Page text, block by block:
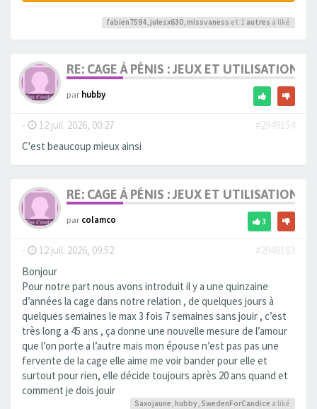
fabien7594, julesx630, missvaness et 1 autres a liké
RE: CAGE À PÉNIS : JEUX ET UTILISATION,
parhubby
- 12 juil. 2026, 00:27
#2949154
C'est beaucoup mieux ainsi
RE: CAGE À PÉNIS : JEUX ET UTILISATION,
parcolamco 3
- 12 juil. 2026, 09:52
#2949183
Bonjour
Pour notre part nous avons introduit il y a une quinzaine
d’années la cage dans notre relation , de quelques jours à
quelques semaines le max 3 fois 7 semaines sans jouir , c’est
très long a 45 ans , ça donne une nouvelle mesure de l’amour
que l’on porte a l’autre mais mon épouse n’est pas pas une
fervente de la cage elle aime me voir bander pour elle et
surtout pour rien, elle décide toujours après 20 ans quand et
comment je dois jouir
Saxojaune hubby SwedenForCandice a liké